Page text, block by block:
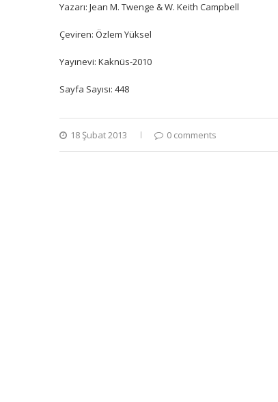
Yazarı: Jean M. Twenge & W. Keith Campbell
Çeviren: Özlem Yüksel
Yayınevi: Kaknüs-2010
Sayfa Sayısı: 448
18 Şubat 2013 0 comments